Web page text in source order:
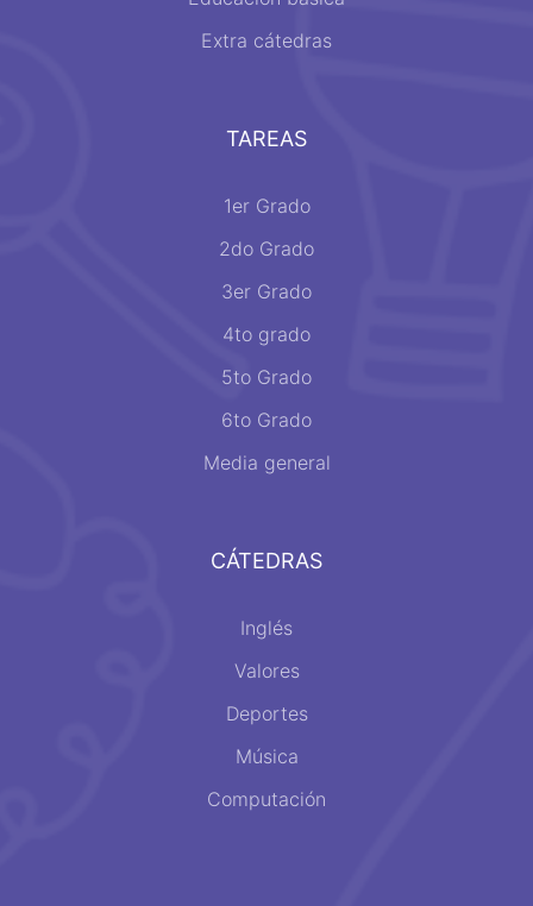
Extra cátedras
TAREAS
1er Grado
2do Grado
3er Grado
4to grado
5to Grado
6to Grado
Media general
CÁTEDRAS
Inglés
Valores
Deportes
Música
Computación